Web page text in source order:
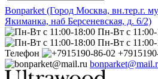
Bonparket (Город Москва, вн.тер.г.
Якиманка, наб Берсеневская, д. 6/2)
Пн-Вт с 11:00-
Пн-Вт с 11:00-
Телефон